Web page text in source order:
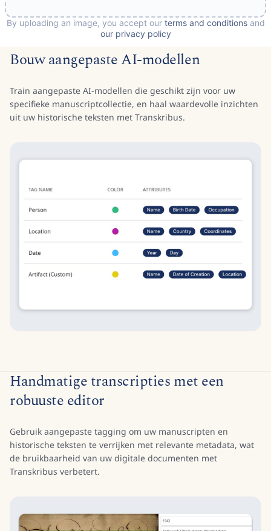
Bouw aangepaste AI-modellen
Train aangepaste AI-modellen die geschikt zijn voor uw
specifieke manuscriptcollectie, en haal waardevolle inzichten
uit uw historische teksten met Transkribus.
Handmatige transcripties met een
robuuste editor
Gebruik aangepaste tagging om uw manuscripten en
historische teksten te verrijken met relevante metadata, wat
de bruikbaarheid van uw digitale documenten met
Transkribus verbetert.